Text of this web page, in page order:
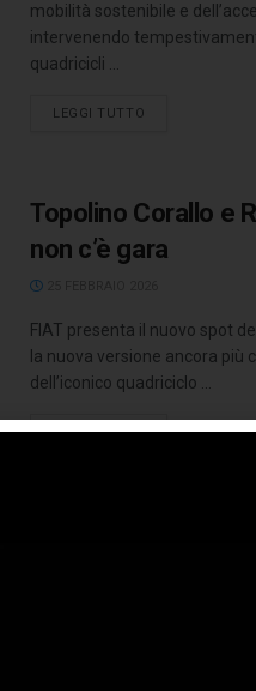
mobilità sostenibile e
intervenendo
quadricicli ...
LEGGI TUTTO
Topolino Corallo e
non c’è gara
FIAT presenta il nuovo spot
la nuova versione ancora più
dell’iconico quadriciclo ...
LEGGI TUTTO